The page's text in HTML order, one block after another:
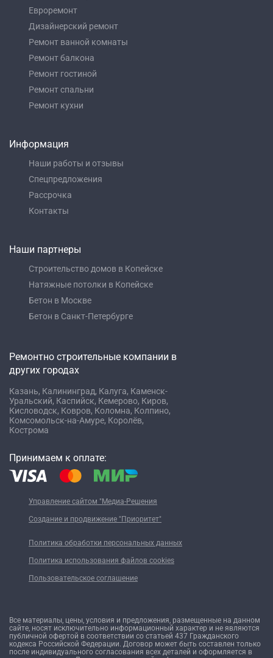
Принимаем к оплате:
Евроремонт
Дизайнерский ремонт
Ремонт ванной комнаты
Ремонт балкона
Ремонт гостиной
Ремонт спальни
Ремонт кухни
Информация
Наши работы и отзывы
Спецпредложения
Рассрочка
Контакты
Наши партнеры
Строительство домов в Копейске
Натяжные потолки в Копейске
Бетон в Москве
Бетон в Санкт-Петербурге
Ремонтно строительные компании в
других городах
Казань, Калининград, Калуга, Каменск-
Уральский, Каспийск, Кемерово, Киров,
Кисловодск, Ковров, Коломна, Колпино,
Комсомольск-на-Амуре, Королёв,
Кострома
Управление сайтом "Медиа-Решения
Создание и продвижение "Приоритет"
Политика обработки персональных данных
Политика использования файлов cookies
Пользовательское соглашение
Все материалы, цены, условия и предложения, размещенные на данном
сайте, носят исключительно информационный характер и не являются
публичной офертой в соответствии со статьей 437 Гражданского
кодекса Российской Федерации. Договор может быть составлен только
после индивидуального согласования всех деталей и оформляется в